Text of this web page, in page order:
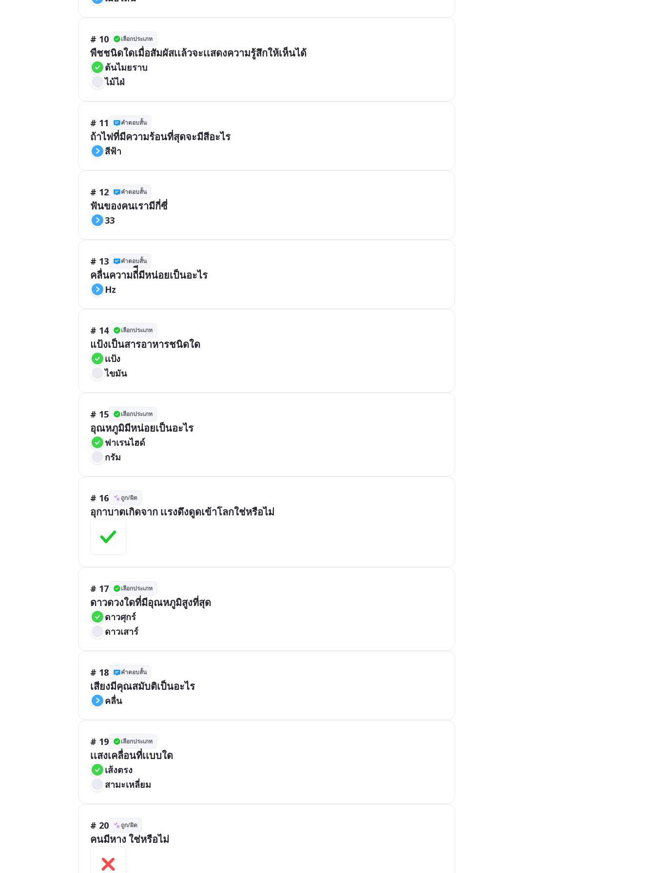
# 10 เลือกประเภท
พืชชนิดใดเมื่อสัมผัสเเล้วจะเเสดงความรู้สึกให้เห็นได้
ต้นไมยราบ
ไม้ไฝ่
# 11 คำตอบสั้น
ถ้าไฟที่มีความร้อนที่สุดจะมีสีอะไร
สีฟ้า
# 12 คำตอบสั้น
ฟันของคนเรามีกี่ซี่
33
# 13 คำตอบสั้น
คลื่นความถี่ีมีหน่อยเป็นอะไร
Hz
# 14 เลือกประเภท
แป้งเป็นสารอาหารชนิดใด
เเป้ง
ไขมัน
# 15 เลือกประเภท
อุณหภูมิมีหน่อยเป็นอะไร
ฟาเรนไฮด์
กรัม
# 16 ถูก/ผิด
อุกาบาตเกิดจาก เเรงดึงดูดเข้าโลกใช่หรือไม่
# 17 เลือกประเภท
ดาวดวงใดที่มีอุณหภูมิสูงที่สุด
ดาวศุกร์
ดาวเสาร์
# 18 คำตอบสั้น
เสียงมีคุณสมับติเป็นอะไร
คลื่น
# 19 เลือกประเภท
เเสงเคลื่อนที่เเบบใด
เส้งตรง
สามะเหลี่ยม
# 20 ถูก/ผิด
คนมีหาง ใช่หรือไม่